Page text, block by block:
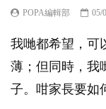
POPA編輯部 05/
我哋都希望，可
薄；但同時，我
子。咁家長要如